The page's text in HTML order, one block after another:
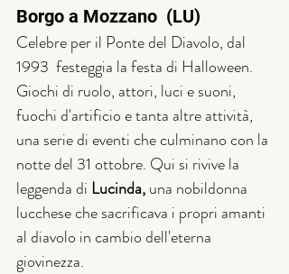
Borgo a Mozzano  (LU)
Celebre per il Ponte del Diavolo, dal
1993  festeggia la festa di Halloween.
Giochi di ruolo, attori, luci e suoni,
fuochi d'artificio e tanta altre attività,
una serie di eventi che culminano con la
notte del 31 ottobre. Qui si rivive la
leggenda di Lucinda, una nobildonna
lucchese che sacrificava i propri amanti
al diavolo in cambio dell'eterna
giovinezza.